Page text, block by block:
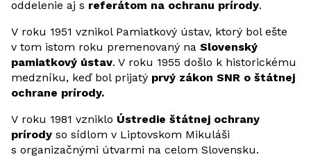
oddelenie aj s referátom na ochranu prírody.
V roku 1951 vznikol Pamiatkový ústav, ktorý bol ešte
v tom istom roku premenovaný na Slovenský
pamiatkový ústav. V roku 1955 došlo k historickému
medzníku, keď bol prijatý prvý zákon SNR o štátnej
ochrane prírody.
V roku 1981 vzniklo Ústredie štátnej ochrany
prírody so sídlom v Liptovskom Mikuláši
s organizačnými útvarmi na celom Slovensku.